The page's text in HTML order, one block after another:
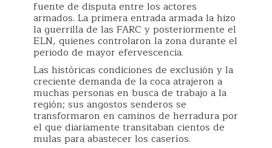
fuente de disputa entre los actores
armados. La primera entrada armada la hizo
la guerrilla de las FARC y posteriormente el
ELN, quienes controlaron la zona durante el
periodo de mayor efervescencia.
Las históricas condiciones de exclusión y la
creciente demanda de la coca atrajeron a
muchas personas en busca de trabajo a la
región; sus angostos senderos se
transformaron en caminos de herradura por
el que diariamente transitaban cientos de
mulas para abastecer los caseríos.